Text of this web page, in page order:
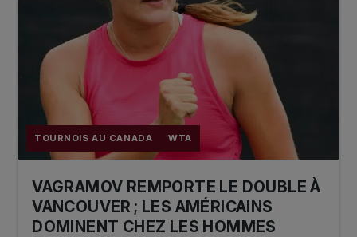
TOURNOIS AU CANADA WTA
VAGRAMOV REMPORTE LE DOUBLE À
VANCOUVER ; LES AMÉRICAINS
DOMINENT CHEZ LES HOMMES